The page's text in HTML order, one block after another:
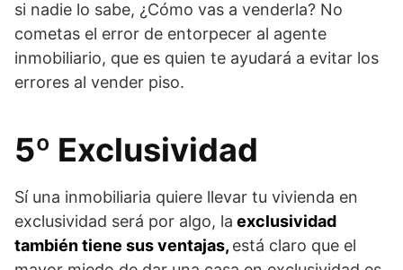
si nadie lo sabe, ¿Cómo vas a venderla? No
cometas el error de entorpecer al agente
inmobiliario, que es quien te ayudará a evitar los
errores al vender piso.
5º Exclusividad
Sí una inmobiliaria quiere llevar tu vivienda en
exclusividad será por algo, la exclusividad
también tiene sus ventajas, está claro que el